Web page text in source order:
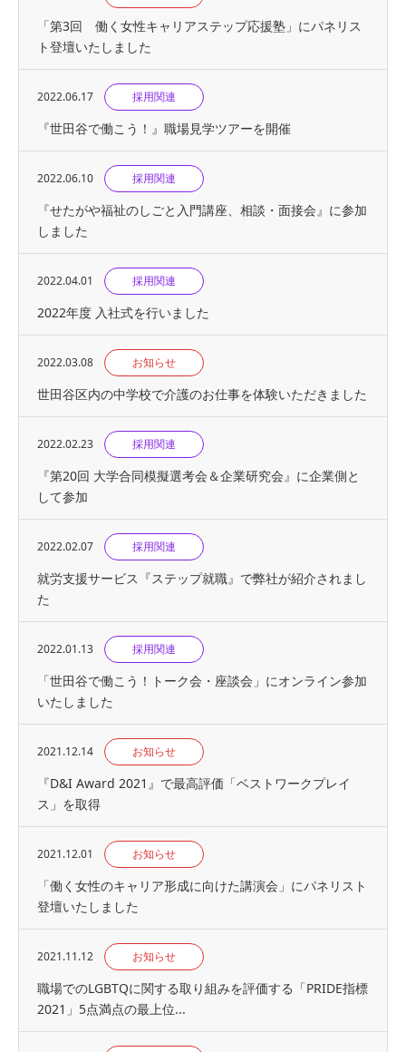
「第3回 働く女性キャリアステップ応援塾」にパネリス
ト登壇いたしました
2022.06.17 採用関連
『世⽥⾕で働こう！』職場見学ツアーを開催
2022.06.10 採用関連
『せたがや福祉のしごと入門講座、相談・面接会』に参加
しました
2022.04.01 採用関連
2022年度 入社式を行いました
2022.03.08 お知らせ
世田谷区内の中学校で介護のお仕事を体験いただきました
2022.02.23 採用関連
『第20回 大学合同模擬選考会＆企業研究会』に企業側と
して参加
2022.02.07 採用関連
就労支援サービス『ステップ就職』で弊社が紹介されまし
た
2022.01.13 採用関連
「世田谷で働こう！トーク会・座談会」にオンライン参加
いたしました
2021.12.14 お知らせ
『D&I Award 2021』で最高評価「ベストワークプレイ
ス」を取得
2021.12.01 お知らせ
「働く女性のキャリア形成に向けた講演会」にパネリスト
登壇いたしました
2021.11.12 お知らせ
職場でのLGBTQに関する取り組みを評価する「PRIDE指標
2021」5点満点の最上位...